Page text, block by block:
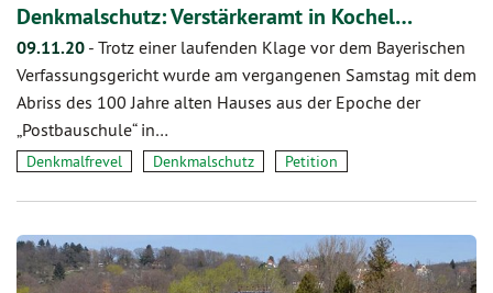
Denkmalschutz: Verstärkeramt in Kochel…
09.11.20 - Trotz einer laufenden Klage vor dem Bayerischen
Verfassungsgericht wurde am vergangenen Samstag mit dem
Abriss des 100 Jahre alten Hauses aus der Epoche der
„Postbauschule“ in…
Denkmalfrevel Denkmalschutz Petition